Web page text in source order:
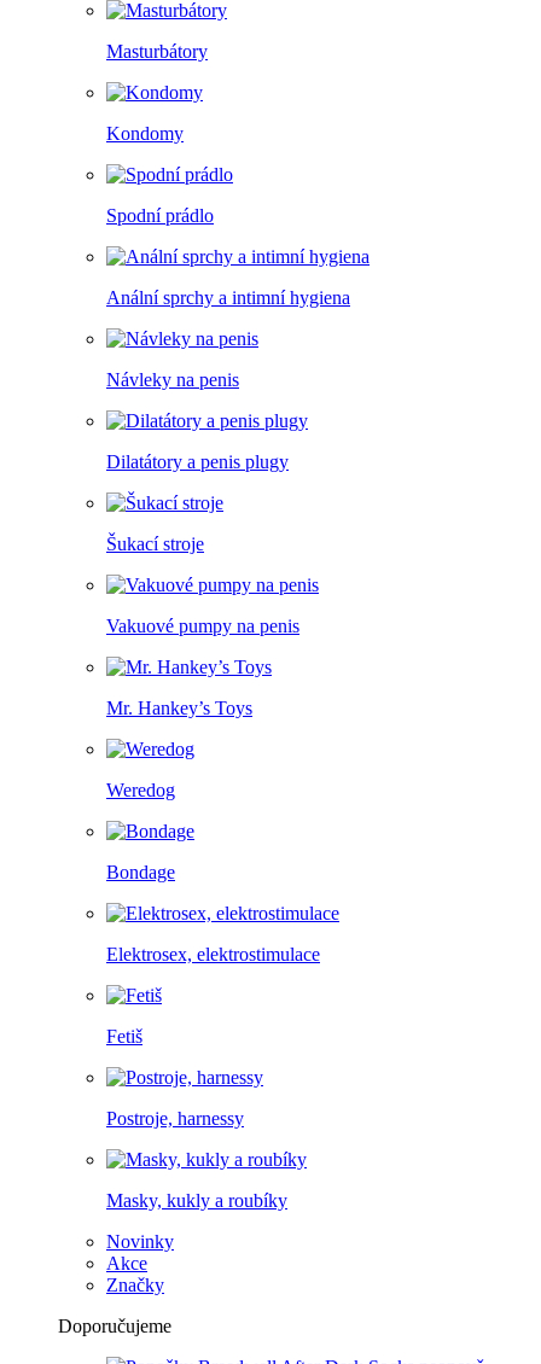
Masturbátory
Kondomy
Spodní prádlo
Anální sprchy a intimní hygiena
Návleky na penis
Dilatátory a penis plugy
Šukací stroje
Vakuové pumpy na penis
Mr. Hankey’s Toys
Weredog
Bondage
Elektrosex, elektrostimulace
Fetiš
Postroje, harnessy
Masky, kukly a roubíky
Novinky
Akce
Značky
Doporučujeme